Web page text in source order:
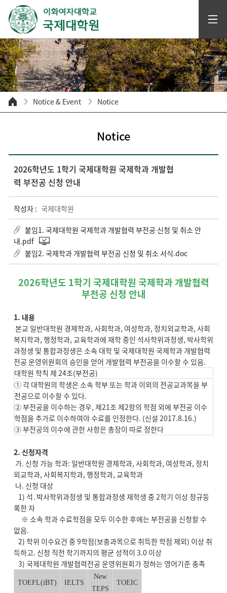
Notice & Event Notice
Notice
2026학년도 1학기 국제대학원 국제학과 개발협
력 부전공 신청 안내
작성자 : 국제대학원
붙임1. 국제대학원 국제학과 개발협력 부전공 신청 및 취소 안
내.pdf
붙임2. 국제학과 개발협력 부전공 신청 및 취소 서식.doc
2026학년도 1학기 국제대학원 국제학과 개발협력
부전공 신청 안내
1. 내용
본교 일반대학원 경제학과, 사회학과, 여성학과, 정치외교학과, 사회
복지학과, 행정학과, 교육학과에 재학 중인 석사학위과정생, 박사학위
과정생 및 통합과정생은 소속 대학 및 국제대학원 국제학과 개발협력
전공 운영위원회의 승인을 얻어 개발협력 부전공을 이수할 수 있음.
대학원 학칙 제 24조(부전공)
① 각 대학원의 학생은 소속 학부 또는 학과 이외의 전공교과목을 부
전공으로 이수할 수 있다.
② 부전공을 이수하는 경우, 제21조 제2항의 학점 외에 부전공 이수
학점을 추가로 이수하여야 수료를 인정한다. (신설 2017.8.16.)
③ 부전공의 이수에 관한 사항은 총장이 따로 정한다
2. 신청자격
가. 신청 가능 학과: 일반대학원 경제학과, 사회학과, 여성학과, 정치
외교학과, 사회복지학과, 행정학과, 교육학과
나. 신청 대상
1) 석․박사학위과정생 및 통합과정생 재학생 중 2학기 이상 정규등
록한 자
※ 소속 학과 수료학점을 모두 이수한 후에는 부전공을 신청할 수
없음.
2) 학위 이수요건 중 9학점(보충과목으로 취득한 학점 제외) 이상 취
득하고. 신청 직전 학기까지의 평균 성적이 3.0 이상
3) 국제대학원 개발협력전공 운영위원회가 정하는 영어기준 충족
TOEFL(iBT) IELTS
New
TEPS
TOEIC